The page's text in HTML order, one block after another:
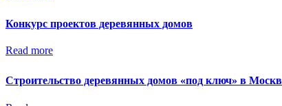
Конкурс проектов деревянных домов
Read more
Строительство деревянных домов «под ключ» в